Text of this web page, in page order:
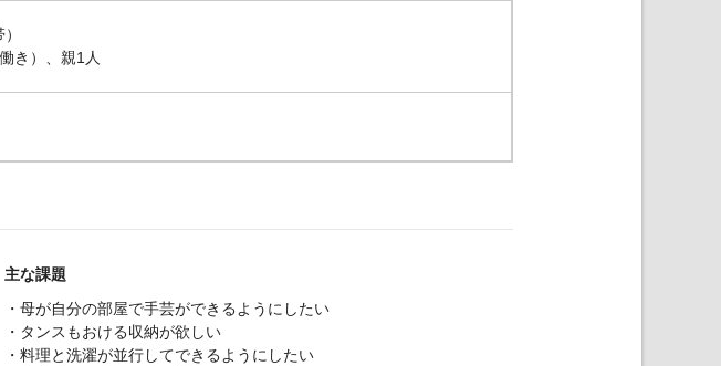
き）、親1人
主な課題
・母が自分の部屋で手芸ができるようにしたい
・タンスもおける収納が欲しい
・料理と洗濯が並行してできるようにしたい